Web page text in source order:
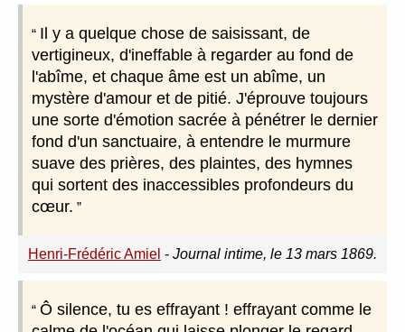
Il y a quelque chose de saisissant, de
vertigineux, d'ineffable à regarder au fond de
l'abîme, et chaque âme est un abîme, un
mystère d'amour et de pitié. J'éprouve toujours
une sorte d'émotion sacrée à pénétrer le dernier
fond d'un sanctuaire, à entendre le murmure
suave des prières, des plaintes, des hymnes
qui sortent des inaccessibles profondeurs du
cœur.
Henri-Frédéric Amiel - Journal intime, le 13 mars 1869.
Ô silence, tu es effrayant ! effrayant comme le